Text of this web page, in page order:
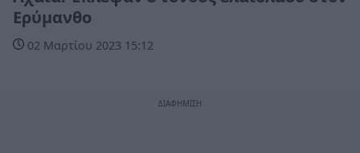
Ερύμανθο
02 Μαρτίου 2023 15:12